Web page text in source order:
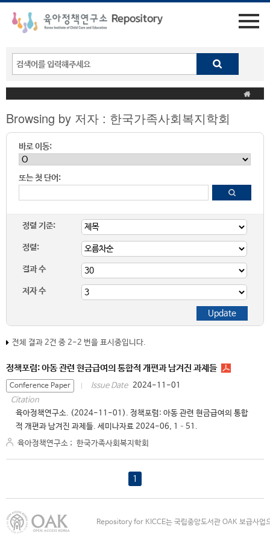
Browsing by 저자 : 한국가족사회복지학회
바로 이동:
또는 첫 단어:
정렬 기준:
정렬:
결과 수
저자 수
전체 결과 2건 중 2-2 번을 표시중입니다.
정책포럼: 아동 관련 현금급여의 통합적 개편과 남겨진 과제들
Conference Paper Issue Date 2024-11-01
Citation
육아정책연구소. (2024-11-01). 정책포럼: 아동 관련 현금급여의 통합
적 개편과 남겨진 과제들. 세미나자료 2024-06, 1–51.
육아정책연구소 ; 한국가족사회복지학회
1
Repository for KICCE는 국립중앙도서관 OAK 보급사업